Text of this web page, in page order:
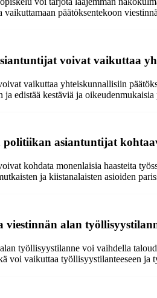
päätöksentekoon
voivat vaikuttaa
vaikuttaa yhteiskunnallisiin
ja edistää kestäviä ja
politiikan asiantuntijat
kohdata monenlaisia haasteita
ja kiistanalaisten asioiden
alan
työllisyystilanne voi vaihdella
voi vaikuttaa työllisyystilanteeseen ja